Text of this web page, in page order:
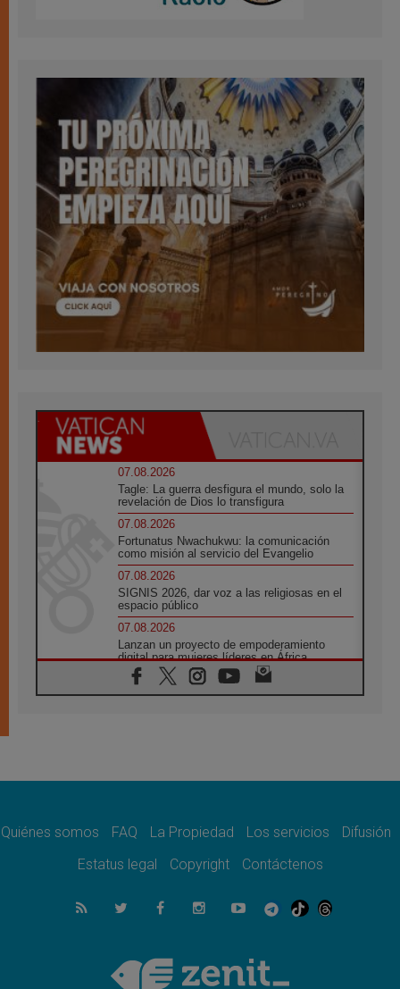
07.08.2026
Tagle: La guerra desfigura el mundo, solo la
revelación de Dios lo transfigura
07.08.2026
Fortunatus Nwachukwu: la comunicación
como misión al servicio del Evangelio
07.08.2026
SIGNIS 2026, dar voz a las religiosas en el
espacio público
07.08.2026
Lanzan un proyecto de empoderamiento
digital para mujeres líderes en África
07.08.2026
Programa oficial del Viaje Apostólico del
06.08.2026
06.08.2026
de la Paz en la Escuela de San Francisco
La visita del Papa León XIV a Asís en un
minuto
El agradecimiento de los jóvenes al Papa:
«Hoy nos sentimos Iglesia»
Quiénes somos FAQ La Propiedad Los servicios
Difusión
Estatus legal
Copyright Contáctenos